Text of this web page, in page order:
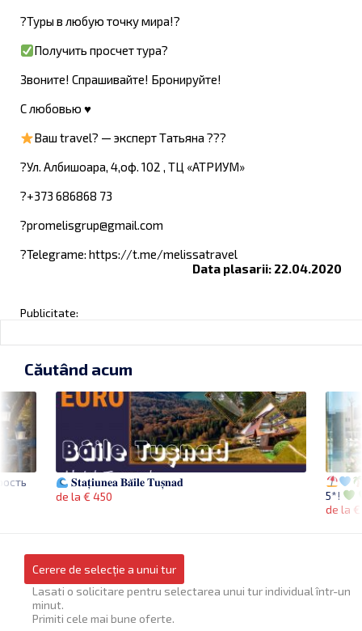
?Туры в любую точку мира!?
Получить просчет тура?
Звоните! Спрашивайте! Бронируйте!
С любовью ♥️
Ваш travel? — эксперт Татьяна ?‍??
?Ул. Албишоара, 4,оф. 102 , ТЦ «АТРИУМ»
?+373 686868 73
?promelisgrup@gmail.com
?Telegrame: https://t.me/melissatravel
Data plasarii: 22.04.2020
Publicitate:
5*!
de la
Căutând acum
𝐒𝐭𝐚𝐭̦𝐢𝐮𝐧𝐞𝐚 𝐁𝐚̆𝐢𝐥𝐞 𝐓𝐮𝐬̦𝐧𝐚𝐝
de la € 450
Cerere de selecție a unui tur
Lasati o solicitare pentru selectarea unui tur individual într-un
minut.
Primiti cele mai bune oferte.